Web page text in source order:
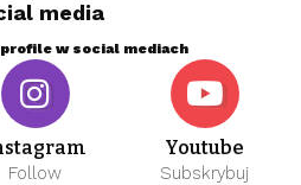
media
profile w social mediach
Follow
Youtube
Subskrybuj